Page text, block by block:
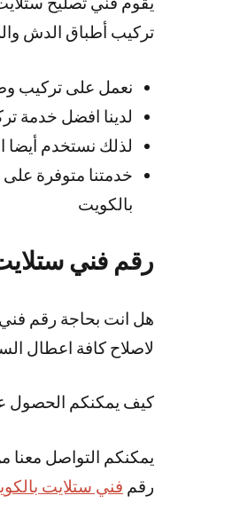
تركيب أطباق الدش
نعمل على تركيب
لدينا افضل خدمة
لذلك نستخدم أيضا
بالكويت
رقم فني
هل انت بحاجة رقم
لاصلاح كافة اعطال
كيف يمكنكم الحصول
يمكنكم التواصل معنا
رقم فني ستلايت